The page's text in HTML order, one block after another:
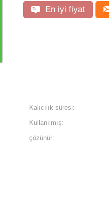
En iyi fiyat
Kalıcılık süresi:
Kullanılmış:
çözünür: